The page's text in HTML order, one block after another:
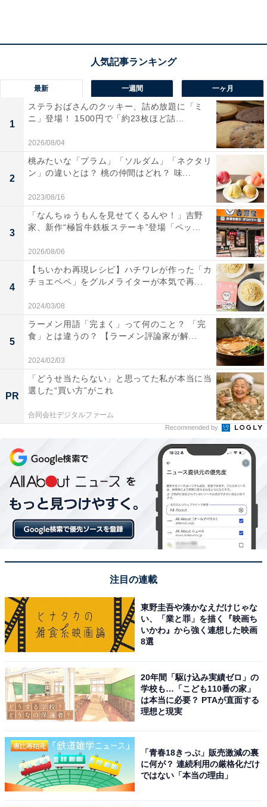
セージがつづられています。
「このコーヒーがお気に入りの一杯になりますよう
に」という思いを込めて、カルディコーヒーファー
ムのコーヒーのスペシャリストとスタッフが試飲を
（引用） カルディ オンラインストアより
2022年12月21日時点で発売されている「It's My Coffee」
■ブラジル スウィートエスプレッソ 200g/896円
■東ティモール オランジェリーショコラ 200g/999円
（香ばしいビターチョコとオレンジの爽やかで甘い余
韻）
■ブルンジフレッシュチェリー 200g/950円
（後味すっきり、リフレッシュにおすすめ）
どれも特徴がある焙煎コーヒーとなっています。
オンラインストアで注文するときも、店舗と同様、挽き
方を次の5種類から選ぶことができます。
・豆
・エスプレッソ用（極細挽き）
・プレス用（粗挽き）
最新 一週間 一ヶ月
1
ステラおばさんのクッキー、詰め放題に「ミ
ニ」登場！ 1500円で「約23枚ほど詰...
2026/08/04
2
桃みたいな「プラム」「ソルダム」「ネクタリ
ン」の違いとは？ 桃の仲間はどれ？ 味...
2023/08/16
3
「なんちゅうもんを見せてくるんや！」吉野
家、新作“極旨牛鉄板ステーキ”登場「ペッ...
2026/08/06
4
【ちいかわ再現レシピ】ハチワレが作った「カ
チョエペペ」をグルメライターが本気で再...
2024/03/08
5
ラーメン用語「完まく」って何のこと？ 「完
食」とは違うの？ 【ラーメン評論家が解...
2024/02/03
PR
「どうせ当たらない」と思ってた私が本当に当
選した“買い方”がこれ
合同会社デジタルファーム
Recommended by
注目の連載
東野圭吾や湊かなえだけじゃな
い、「業と罪」を描く『映画ち
いかわ』から強く連想した映画
8選
20年間「駆け込み実績ゼロ」の
学校も…「こども110番の家」
は本当に必要？ PTAが直面する
理想と現実
「青春18きっぷ」販売激減の裏
に何が？ 連続利用の厳格化だけ
ではない「本当の理由」